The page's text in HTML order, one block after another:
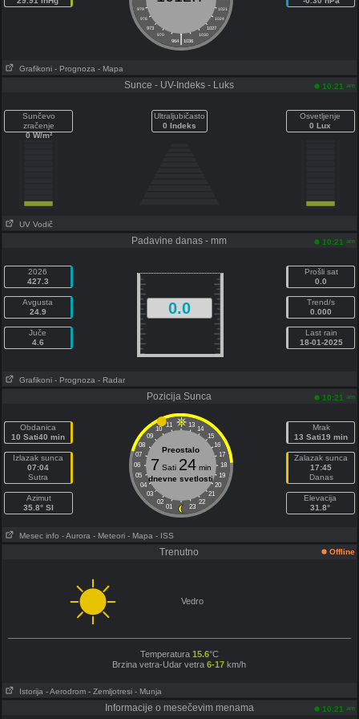
979
1021
976
1024
973
1027
970
1030
|
964 1036
Grafikoni - Prognoza - Mapa
Sunce - UV-Indeks - Luks 10:21 am
Sunčevo
zračenje
0 W/m²
Ultraljubičasto
0 Indeks
Osvetljenje
0 Lux
UV Vodič
Padavine danas - mm 10:21 am
2026
427.3
Avgusta
24.9
Juče
4.6
0.0
Prošli sat
0.0
Trend/s
0.000
Last rain
18-01-2025
Grafikoni - Prognoza - Radar
Pozicija Sunca 10:21 am
Obdanica
10 Sati40 min
Izlazak sunca
07:04
Sutra
Azimut
35.8° SI
11 13
10
14
09
15
08
16
07
17
06
18
05
19
04
20
03
21
02
22
01 23
Preostalo
7 Sati 24min
dnevne svetlosti
Mrak
13 Sati19 min
Zalazak sunca
17:45
Danas
Elevacija
31.8°
Mesec info - Aurora - Meteori - Mapa - ISS
Trenutno Offline
Vedro
Temperatura 15.6°C
Brzina vetra-Udar vetra 6-17 km/h
Istorija - Aerodrom - Zemljotresi - Munja
Informacije o mesečevim menama 10:21 am